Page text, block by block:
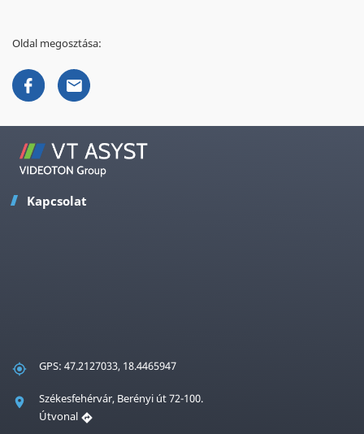
Oldal megosztása:
Kapcsolat
GPS: 47.2127033, 18.4465947
Székesfehérvár, Berényi út 72-100.
Útvonal